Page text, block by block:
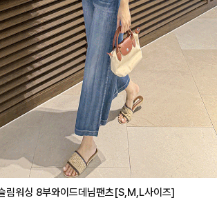
림워싱 8부와이드데님팬츠[S,M,L사이즈]